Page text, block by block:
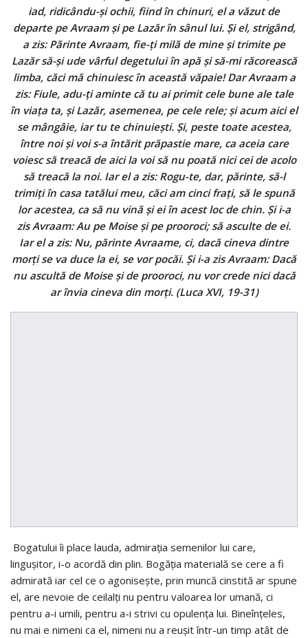
iad, ridicându-şi ochii, fiind în chinuri, el a văzut de
departe pe Avraam şi pe Lazăr în sânul lui. Şi el, strigând,
a zis: Părinte Avraam, fie-ţi milă de mine şi trimite pe
Lazăr să-şi ude vârful degetului în apă şi să-mi răcorească
limba, căci mă chinuiesc în această văpaie! Dar Avraam a
zis: Fiule, adu-ţi aminte că tu ai primit cele bune ale tale
în viaţa ta, şi Lazăr, asemenea, pe cele rele; şi acum aici el
se mângâie, iar tu te chinuieşti. Şi, peste toate acestea,
între noi şi voi s-a întărit prăpastie mare, ca aceia care
voiesc să treacă de aici la voi să nu poată nici cei de acolo
să treacă la noi. Iar el a zis: Rogu-te, dar, părinte, să-l
trimiţi în casa tatălui meu, căci am cinci fraţi, să le spună
lor acestea, ca să nu vină şi ei în acest loc de chin. Şi i-a
zis Avraam: Au pe Moise şi pe prooroci; să asculte de ei.
Iar el a zis: Nu, părinte Avraame, ci, dacă cineva dintre
morţi se va duce la ei, se vor pocăi. Şi i-a zis Avraam: Dacă
nu ascultă de Moise şi de prooroci, nu vor crede nici dacă
ar învia cineva din morţi. (Luca XVI, 19-31)
Bogatului îi place lauda, admiraţia semenilor lui care,
linguşitor, i-o acordă din plin. Bogăţia materială se cere a fi
admirată iar cel ce o agoniseşte, prin muncă cinstită ar spune
el, are nevoie de ceilalţi nu pentru valoarea lor umană, ci
pentru a-i umili, pentru a-i strivi cu opulenţa lui. Bineînţeles,
nu mai e nimeni ca el, nimeni nu a reuşit într-un timp atât de